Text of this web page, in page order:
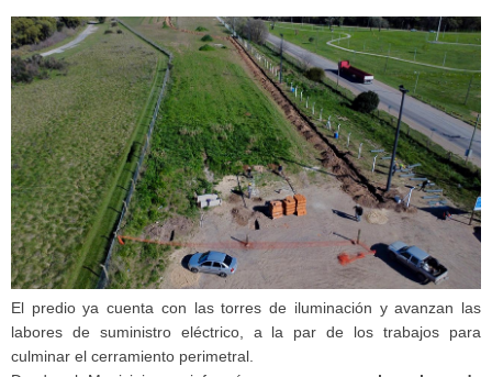
El predio ya cuenta con las torres de iluminación y avanzan las
labores de suministro eléctrico, a la par de los trabajos para
culminar el cerramiento perimetral.